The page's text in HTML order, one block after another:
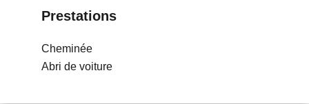
Prestations
Cheminée
Abri de voiture